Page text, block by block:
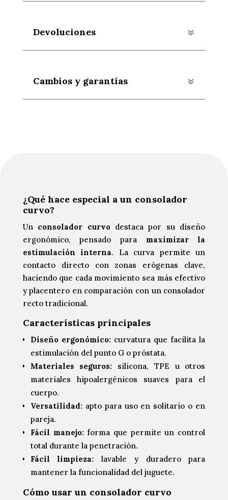
Devoluciones
Cambios y garantías
¿Qué hace especial a un consolador
curvo?
Un consolador curvodestaca por su diseño
ergonómico, pensado para maximizar la
estimulación interna. La curva permite un
contacto directo con zonas erógenas clave,
haciendo que cada movimiento sea más efectivo
y placentero en comparación con un consolador
recto tradicional.
Características principales
Diseño ergonómico: curvatura que facilita la
estimulación del punto G o próstata.
Materiales seguros: silicona, TPE u otros
materiales hipoalergénicos suaves para el
cuerpo.
Versatilidad: apto para uso en solitario o en
pareja.
Fácil manejo: forma que permite un control
total durante la penetración.
Fácil limpieza: lavable y duradero para
mantener la funcionalidad del juguete.
Cómo usar un consolador curvo